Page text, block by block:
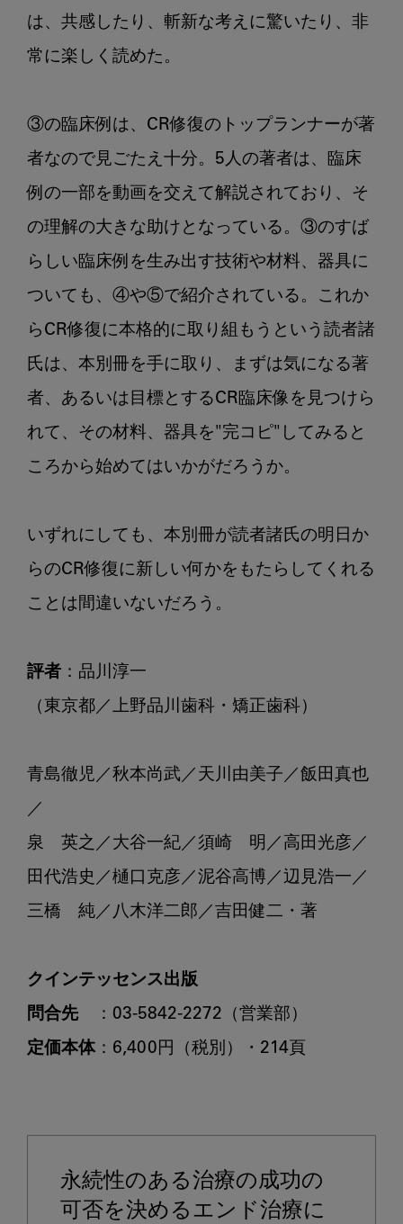
は、共感したり、斬新な考えに驚いたり、非
常に楽しく読めた。
③の臨床例は、CR修復のトップランナーが著
者なので見ごたえ十分。5人の著者は、臨床
例の一部を動画を交えて解説されており、そ
の理解の大きな助けとなっている。③のすば
らしい臨床例を生み出す技術や材料、器具に
ついても、④や⑤で紹介されている。これか
らCR修復に本格的に取り組もうという読者諸
氏は、本別冊を手に取り、まずは気になる著
者、あるいは目標とするCR臨床像を見つけら
れて、その材料、器具を"完コピ"してみると
ころから始めてはいかがだろうか。
いずれにしても、本別冊が読者諸氏の明日か
らのCR修復に新しい何かをもたらしてくれる
ことは間違いないだろう。
評者 ：品川淳一
（東京都／上野品川歯科・矯正歯科）
青島徹児／秋本尚武／天川由美子／飯田真也
／
泉　英之／大谷一紀／須崎　明／高田光彦／
田代浩史／樋口克彦／泥谷高博／辺見浩一／
三橋　純／八木洋二郎／吉田健二・著
クインテッセンス出版
問合先
定価本体：6,400円（税別）・214頁
永続性のある治療の成功の
可否を決めるエンド治療に